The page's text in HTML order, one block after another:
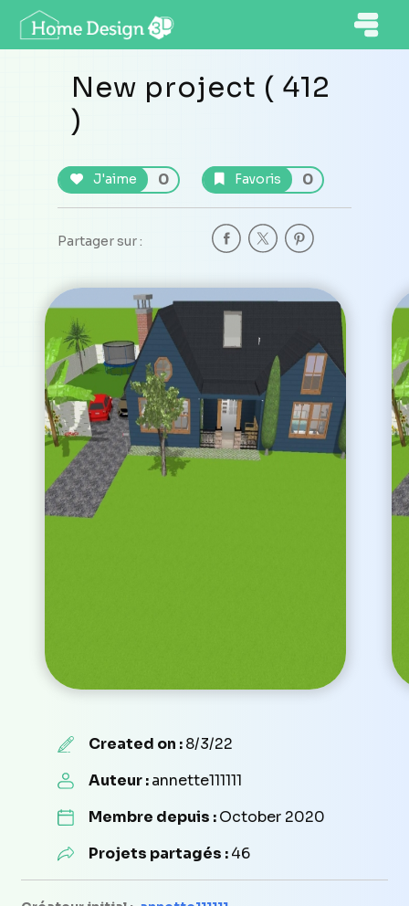
New project ( 412
)
J'aime 0 Favoris 0
Partager sur :
Created on :8/3/22
Auteur :annette111111
Membre depuis :October 2020
Projets partagés :46